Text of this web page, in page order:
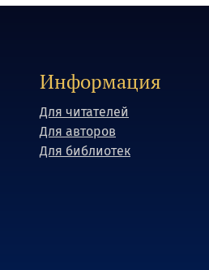
Информация
Для читателей
Для авторов
Для библиотек